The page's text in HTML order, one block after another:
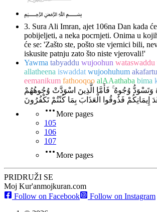
﷽
3. Sura Ali Imran, ajet 106na Dan kada
pobijeljeti, a neka pocrnjeti. Onima u
će se: 'Zašto ste, pošto ste vjernici bili,
iskusite patnju zato što niste vjerovali!'
Yawma tabyaddu wujoohun wataswaddu
allatheena iswaddat wujoohuhum
eemanikum fathooqoo alAAathaba bima
وَتَسْوَدُّ وُجُوهٌ ۚ فَأَمَّا الَّذِينَ اسْوَدَّتْ وُجُوهُهُمْ
إِيمَانِكُمْ فَذُوقُوا الْعَذَابَ بِمَا كُنْتُمْ تَكْفُرُونَ
More pages
105
106
107
More pages
PRIDRUŽI SE
Moj Kur'anmojkuran.com
Follow on Facebook
Follow on Instagram